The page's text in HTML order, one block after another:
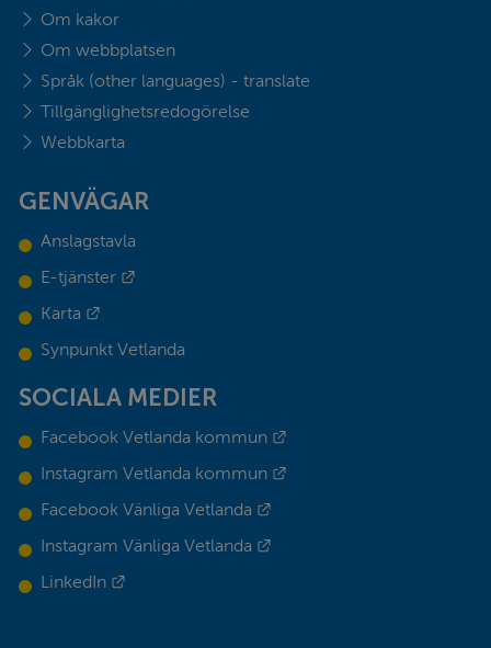
Om kakor
Om webbplatsen
Språk (other languages) - translate
Tillgänglighetsredogörelse
Webbkarta
GENVÄGAR
Anslagstavla
E-tjänster
Karta
Synpunkt Vetlanda
SOCIALA MEDIER
Facebook Vetlanda kommun
Instagram Vetlanda kommun
Facebook Vänliga Vetlanda
Instagram Vänliga Vetlanda
LinkedIn